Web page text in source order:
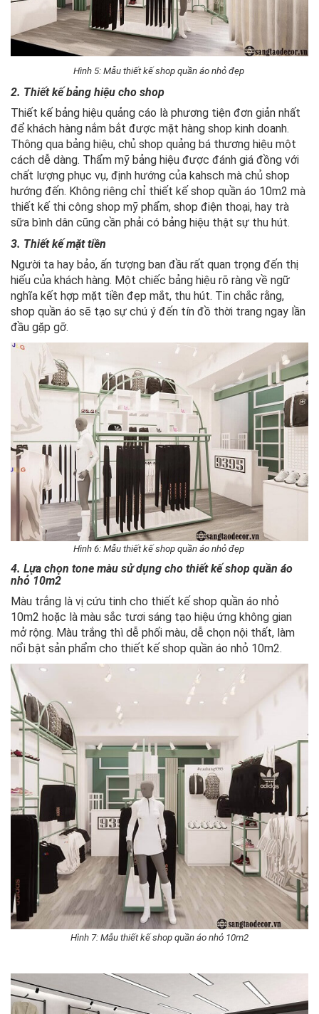
Hình 5: Mẫu thiết kế shop quần áo nhỏ đẹp
2. Thiết kế bảng hiệu cho shop
Thiết kế bảng hiệu quảng cáo là phương tiện đơn giản nhất
để khách hàng nắm bắt được mặt hàng shop kinh doanh.
Thông qua bảng hiệu, chủ shop quảng bá thương hiệu một
cách dễ dàng. Thẩm mỹ bảng hiệu được đánh giá đồng với
chất lượng phục vụ, định hướng của kahsch mà chủ shop
hướng đến. Không riêng chỉ thiết kế shop quần áo 10m2 mà
thiết kế thi công shop mỹ phẩm, shop điện thoại, hay trà
sữa bình dân cũng cần phải có bảng hiệu thật sự thu hút.
3. Thiết kế mặt tiền
Người ta hay bảo, ấn tượng ban đầu rất quan trọng đến thị
hiếu của khách hàng. Một chiếc bảng hiệu rõ ràng về ngữ
nghĩa kết hợp mặt tiền đẹp mắt, thu hút. Tin chắc rằng,
shop quần áo sẽ tạo sự chú ý đến tín đồ thời trang ngay lần
đầu gặp gỡ.
Hình 6: Mẫu thiết kế shop quần áo nhỏ đẹp
4. Lựa chọn tone màu sử dụng cho thiết kế shop quần áo
nhỏ 10m2
Màu trắng là vị cứu tinh cho thiết kế shop quần áo nhỏ
10m2 hoặc là màu sắc tươi sáng tạo hiệu ứng không gian
mở rộng. Màu trắng thì dễ phối màu, dễ chọn nội thất, làm
nổi bật sản phẩm cho thiết kế shop quần áo nhỏ 10m2.
Hình 7: Mẫu thiết kế shop quần áo nhỏ 10m2